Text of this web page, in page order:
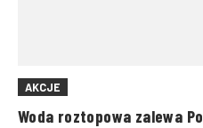
AKCJE
Woda roztopowa zalewa